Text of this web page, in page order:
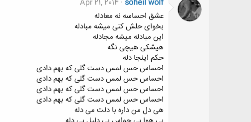
soheil wolf
Apr 21, 2014
عشق احساسه نه معادله
بخوای حلش کنی میشه مبادله
این مبادله میشه مجادله
هیشکی هیچی نگه
حکم اینجا دله
احساس حس لمس دست گلی که بهم دادی
احساس حس لمس دست گلی که بهم دادی
احساس حس لمس دست گلی که بهم دادی
احساس حس لمس دست گلی که بهم دادی
هی دل من داره با دلت می دله